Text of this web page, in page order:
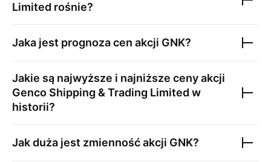
Limited rośnie?
Jaka jest prognoza cen akcji GNK?
Jakie są najwyższe i najniższe ceny akcji
Genco Shipping & Trading Limited w
historii?
Jak duża jest zmienność akcji GNK?